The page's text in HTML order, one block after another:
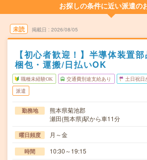
お探しの条件に近い派遣の
未読 掲載日 2026/08/05
【初心者歓迎！】半導体装置部
梱包・運搬/日払いOK
職種未経験OK 交通費別途支給あり 土日祝日
派遣
勤務地
熊本県菊池郡
瀬田(熊本県)駅から車11分
曜日頻度 月～金
時間 10:30～19:15